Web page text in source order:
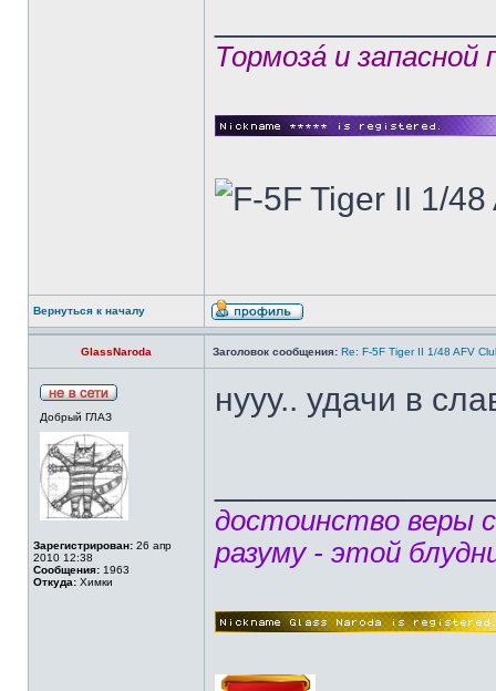
Тормозá и
Вернуться к началу
GlassNaroda Заголовок сообщения: Re: F-5F Tiger II 1/48 AFV
Добрый ГЛАЗ
Зарегистрирован: 26 апр
2010 12:38
Сообщения: 1963
Откуда: Химки
нууу.. удачи в
достоинство веры
разуму - этой